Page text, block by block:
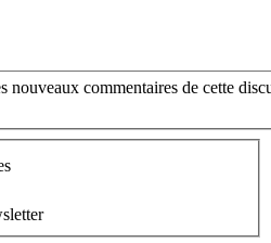
nouveaux commentaires de cette